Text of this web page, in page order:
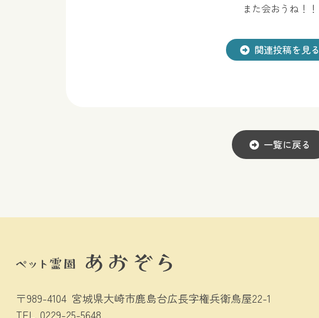
また会おうね！！
関連投稿を見る
一覧に戻る
〒989-4104 宮城県大崎市鹿島台広長字権兵衛鳥屋22-1
TEL. 0229-25-5648